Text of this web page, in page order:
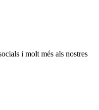
i molt més als nostres